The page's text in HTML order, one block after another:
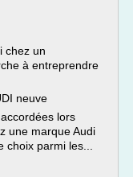
chez un
à entreprendre
neuve
lors
une marque Audi
parmi les...